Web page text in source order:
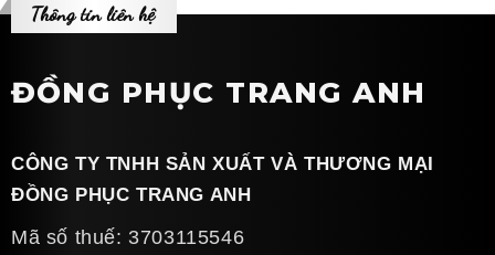
Thông tin liên hệ
ĐỒNG PHỤC TRANG ANH
CÔNG TY TNHH SẢN XUẤT VÀ THƯƠNG MẠI
ĐỒNG PHỤC TRANG ANH
Mã số thuế: 3703115546